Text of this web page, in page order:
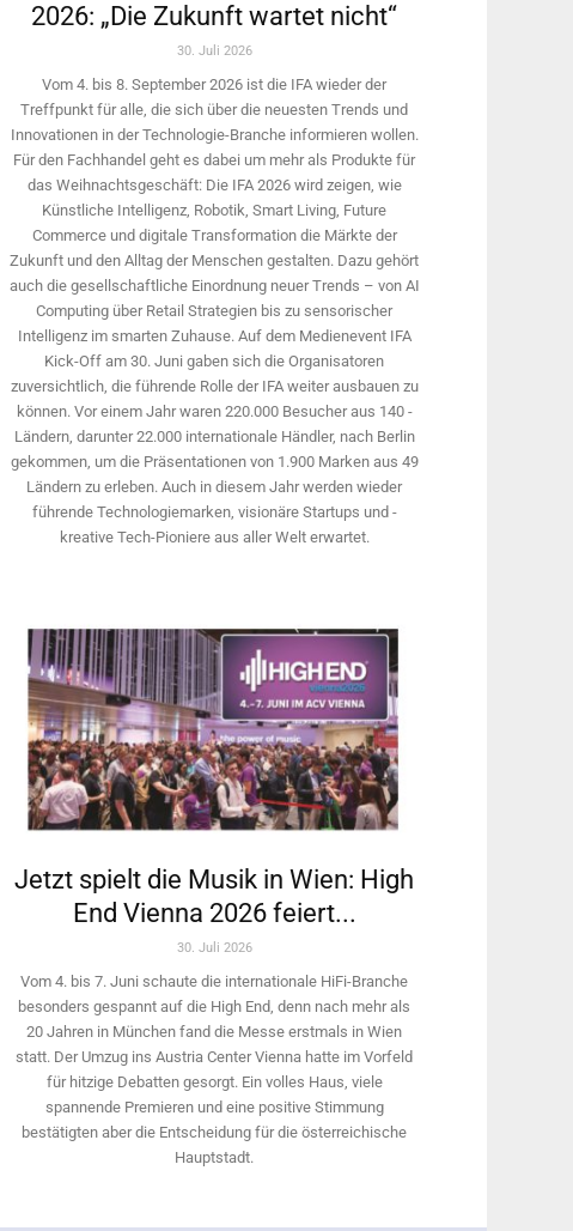
2026: „Die Zukunft wartet nicht“
30. Juli 2026
Vom 4. bis 8. September 2026 ist die IFA wieder der
Treffpunkt für alle, die sich über die neuesten Trends und
Innovationen in der Technologie-­Branche informieren wollen.
Für den Fachhandel geht es dabei um mehr als Produkte für
das Weihnachtsgeschäft: Die IFA 2026 wird ­zeigen, wie
Künstliche Intelligenz, Robotik, Smart Living, Future
Commerce und digitale Trans­formation die Märkte der
Zukunft und den Alltag der Menschen gestalten. Dazu gehört
auch die gesellschaftliche Einordnung neuer Trends – von AI
Computing über Retail Strategien bis zu sensorischer
Intelligenz im smarten Zuhause. Auf dem Medien­event IFA
Kick-Off am 30. Juni gaben sich die Organisatoren
zuversichtlich, die führende Rolle der IFA weiter ausbauen zu
können. Vor einem Jahr ­waren 220.000 Besucher aus 140 ­
Ländern, ­darunter 22.000 internationale Händler, nach Berlin
gekommen, um die Präsen­tationen von 1.900 Marken aus 49
Ländern zu erleben. Auch in diesem Jahr werden wieder
führende Technologiemarken, visionäre Startups und ­
kreative Tech-Pioniere aus aller Welt erwartet.
Jetzt spielt die Musik in Wien: High
End Vienna 2026 feiert...
30. Juli 2026
Vom 4. bis 7. Juni schaute die internationale HiFi-Branche
besonders gespannt auf die High End, denn nach mehr als
20 Jahren in München fand die Messe erstmals in Wien
statt. Der Umzug ins Austria Center Vienna hatte im Vorfeld
für hitzige Debatten gesorgt. Ein volles Haus, viele
spannende Premieren und eine positive Stimmung
bestätigten aber die Entscheidung für die österreichische
Hauptstadt.